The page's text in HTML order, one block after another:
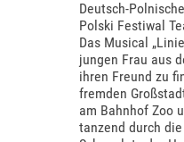
Deutsch-
Polski Festiwal
Das Musical
jungen Frau aus
ihren Freund zu
fremden
am Bahnhof Zoo
tanzend durch